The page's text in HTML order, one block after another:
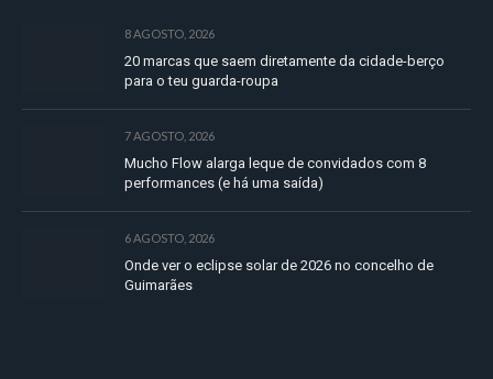
8 AGOSTO, 2026
20 marcas que saem diretamente da cidade-berço
para o teu guarda-roupa
7 AGOSTO, 2026
Mucho Flow alarga leque de convidados com 8
performances (e há uma saída)
6 AGOSTO, 2026
Onde ver o eclipse solar de 2026 no concelho de
Guimarães